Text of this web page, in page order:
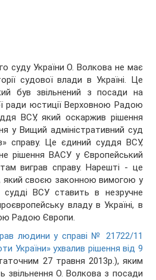
суду України О. Волкова не має
судової влади в Україні. Це
був звільнений з посади на
ради юстиції Верховною Радою
ВСУ, який оскаржив рішення
у Вищий адміністративний суд
справу. Це єдиний суддя ВСУ,
рішення ВАСУ у Європейський
виграв справу. Нарешті - це
який своєю законною вимогою у
судді ВСУ ставить в незручне
владу в Україні, в
Радою Європи.
людини у справі № 21722/11
України» ухвалив рішення від 9
27 травня 2013р.), яким
звільнення О. Волкова з посади